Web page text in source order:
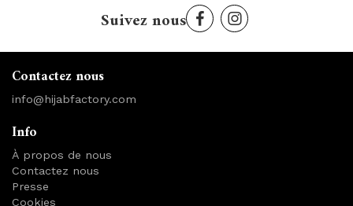
Suivez nous
Contactez nous
info@hijabfactory.com
Info
À propos de nous
Contactez nous
Presse
Cookies